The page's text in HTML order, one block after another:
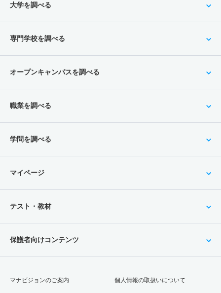
大学を調べる
専門学校を調べる
オープンキャンパスを調べる
職業を調べる
学問を調べる
マイページ
テスト・教材
保護者向けコンテンツ
マナビジョンのご案内 個人情報の取扱いについて